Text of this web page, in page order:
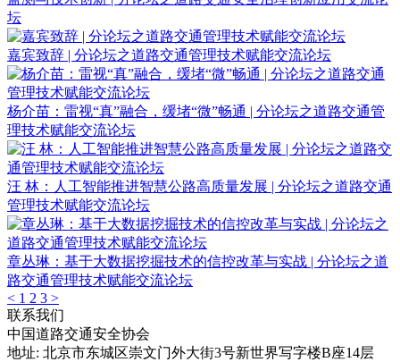
坛
嘉宾致辞 | 分论坛之道路交通管理技术赋能交流论坛
杨介苗：雷视“真”融合，缓堵“微”畅通 | 分论坛之道路交通管
理技术赋能交流论坛
汪 林：人工智能推进智慧公路高质量发展 | 分论坛之道路交通
管理技术赋能交流论坛
章丛琳：基于大数据挖掘技术的信控改革与实战 | 分论坛之道
路交通管理技术赋能交流论坛
< 1 2 3 >
联系我们
中国道路交通安全协会
地址: 北京市东城区崇文门外大街3号新世界写字楼B座14层